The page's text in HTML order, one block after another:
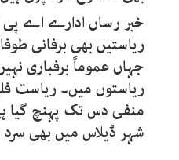
خبر رساں ادارے اے
ریاستیں بھی برفانی
جہاں عموماً برفباری
ریاستوں میں۔ ریاست
منفی دس تک پہنچ
شہر ڈیلاس میں بھی